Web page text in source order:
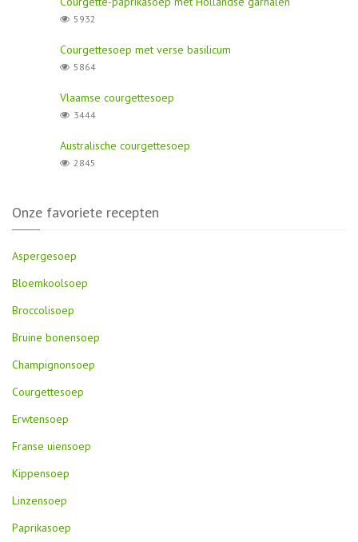
5932
Courgettesoep met verse basilicum
5864
Vlaamse courgettesoep
3444
Australische courgettesoep
2845
Onze favoriete recepten
Aspergesoep
Bloemkoolsoep
Broccolisoep
Bruine bonensoep
Champignonsoep
Courgettesoep
Erwtensoep
Franse uiensoep
Kippensoep
Linzensoep
Paprikasoep